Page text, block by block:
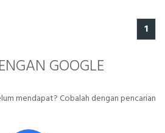
1
GOOGLE
mendapat? Cobalah dengan pencarian